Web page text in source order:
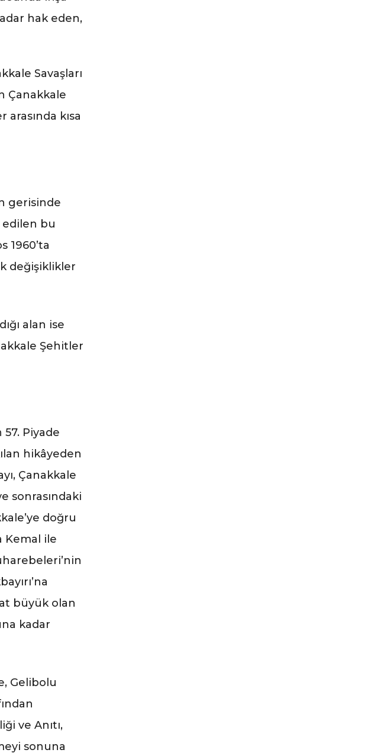
Savaşları
Çanakkale
kısa
gerisinde
edilen bu
1960’ta
değişiklikler
alan ise
Şehitler
Piyade
hikâyeden
Çanakkale
sonrasındaki
doğru
Kemal ile
büyük olan
kadar
Gelibolu
ve Anıtı,
sonuna